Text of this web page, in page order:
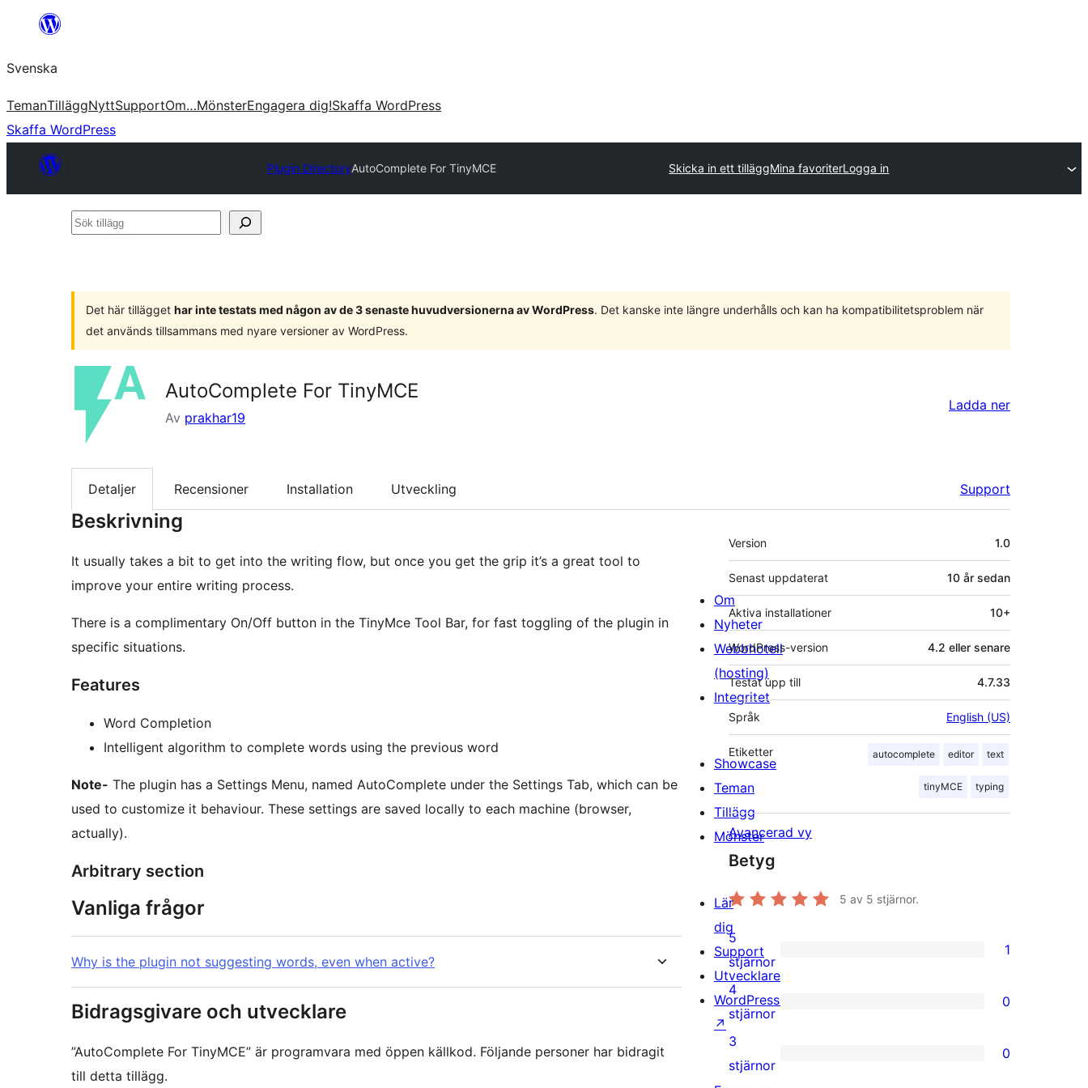
Hoppa
innehåll
Svenska
TemanTilläggNyttSupportOm…MönsterEngagera dig!Skaffa WordPress
Skaffa WordPress
Plugin DirectoryAutoComplete For TinyMCE Skicka in ett tilläggMina favoriterLogga in
Sök
Det här tillägget har inte testats med någon av de 3 senaste huvudversionerna av WordPress. Det kanske inte längre underhålls och kan ha kompatibilitetsproblem när
det används tillsammans med nyare versioner av WordPress.
AutoComplete For TinyMCE
Av prakhar19
Ladda ner
Detaljer Recensioner Installation Utveckling Support
Beskrivning
It usually takes a bit to get into the writing flow, but once you get the grip it’s a great tool to
improve your entire writing process.
There is a complimentary On/Off button in the TinyMce Tool Bar, for fast toggling of the plugin in
specific situations.
Features
Word Completion
Intelligent algorithm to complete words using the previous word
Note- The plugin has a Settings Menu, named AutoComplete under the Settings Tab, which can be
used to customize it behaviour. These settings are saved locally to each machine (browser,
actually).
Arbitrary section
Vanliga frågor
Why is the plugin not suggesting words, even when active?
Bidragsgivare och utvecklare
”AutoComplete For TinyMCE” är programvara med öppen källkod. Följande personer har bidragit
till detta tillägg.
Meta
Version 1.0
Senast uppdaterat 10 år sedan
Aktiva installationer 10+
WordPress-version 4.2 eller senare
Testat upp till 4.7.33
Språk English (US)
Etiketter autocomplete editor text
tinyMCE typing
Avancerad vy
Betyg
5 av 5 stjärnor.
1
5-
stjärnig
recension
5
stjärnor
1
0
4-
stjärniga
4
stjärnor
0
0
3
stjärnor
0
Om
Nyheter
Webbhotell
(hosting)
Integritet
Showcase
Teman
Tillägg
Mönster
Lär
dig
Support
Utvecklare
WordPress.tv
↗